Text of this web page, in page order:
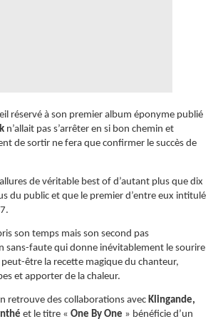
réservé à son premier album éponyme publié
n’allait pas s’arrêter en si bon chemin et
de sortir ne fera que confirmer le succès de
de véritable best of d’autant plus que dix
du public et que le premier d’entre eux intitulé
son temps mais son second pas
sans-faute qui donne inévitablement le sourire
peut-être la recette magique du chanteur,
et apporter de la chaleur.
retrouve des collaborations avec Klingande,
et le titre « One By One » bénéficie d’un